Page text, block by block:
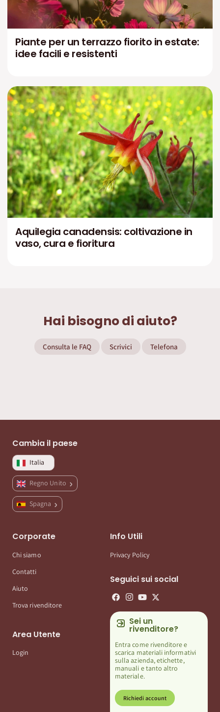
Piante per un terrazzo fiorito in estate:
idee facili e resistenti
Aquilegia canadensis: coltivazione in
vaso, cura e fioritura
Hai bisogno di aiuto?
Consulta le FAQ Scrivici Telefona
Cambia il paese
Italia
Regno Unito
Spagna
Corporate
Chi siamo
Contatti
Aiuto
Trova rivenditore
Area Utente
Login
Info Utili
Privacy Policy
Seguici sui social
Sei un
rivenditore?
Entra come rivenditore e
scarica materiali informativi
sulla azienda, etichette,
manuali e tanto altro
materiale.
Richiedi account